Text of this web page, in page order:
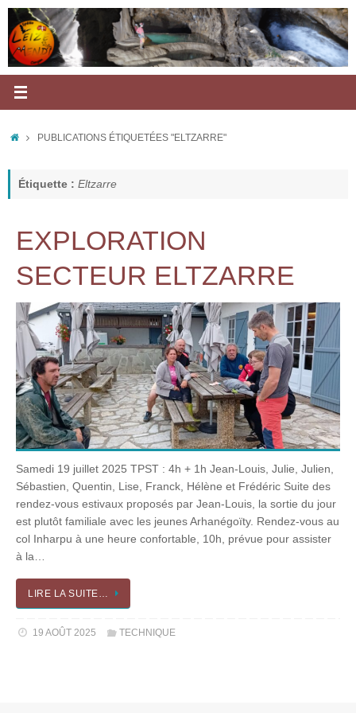
Passer
contenu
ACCUEIL
PUBLICATIONS ÉTIQUETÉES "ELTZARRE"
Étiquette : Eltzarre
EXPLORATION
SECTEUR ELTZARRE
Samedi 19 juillet 2025 TPST : 4h + 1h Jean-Louis, Julie, Julien,
Sébastien, Quentin, Lise, Franck, Hélène et Frédéric Suite des
rendez-vous estivaux proposés par Jean-Louis, la sortie du jour
est plutôt familiale avec les jeunes Arhanégoïty. Rendez-vous au
col Inharpu à une heure confortable, 10h, prévue pour assister
à la…
LIRE LA SUITE…
19 AOÛT 2025 TECHNIQUE